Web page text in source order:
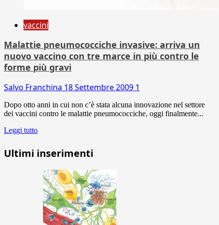
vaccini
Malattie pneumococciche invasive: arriva un
nuovo vaccino con tre marce in più contro le
forme più gravi
Salvo Franchina 18 Settembre 2009 1
Dopo otto anni in cui non c’è stata alcuna innovazione nel settore
dei vaccini contro le malattie pneumococciche, oggi finalmente...
Leggi tutto
Ultimi inserimenti